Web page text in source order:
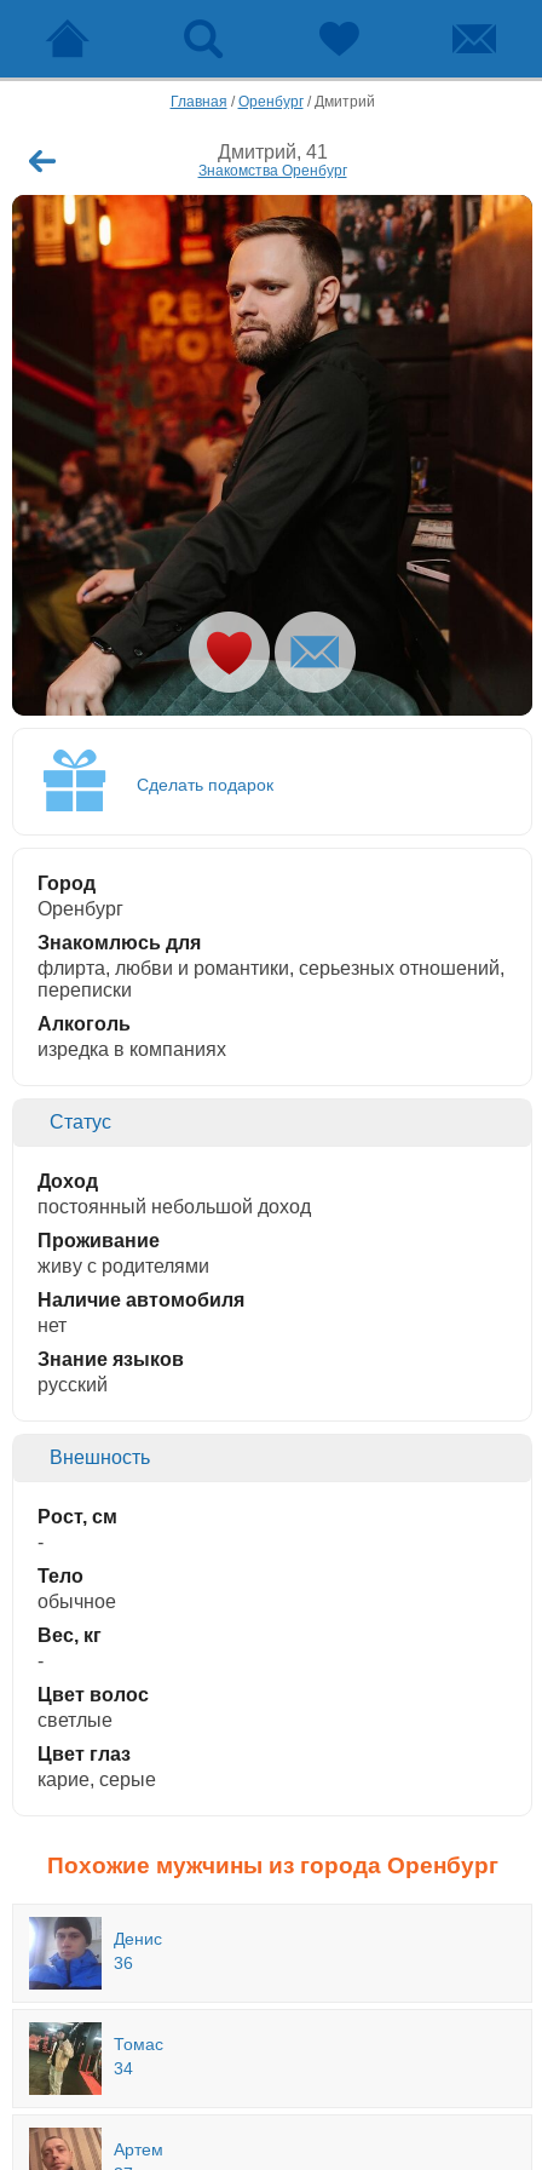
Главная /Оренбург/Дмитрий
Дмитрий, 41
Знакомства Оренбург
Сделать подарок
Город
Оренбург
Знакомлюсь для
флирта, любви и романтики, cерьезных отношений,
переписки
Алкоголь
изредка в компаниях
Статус
Доход
постоянный небольшой доход
Проживание
живу с родителями
Наличие автомобиля
нет
Знание языков
русский
Внешность
Рост, см
-
Тело
обычное
Вес, кг
-
Цвет волос
светлые
Цвет глаз
карие, серые
Похожие мужчины из города Оренбург
Денис
36
Томас
34
Артем